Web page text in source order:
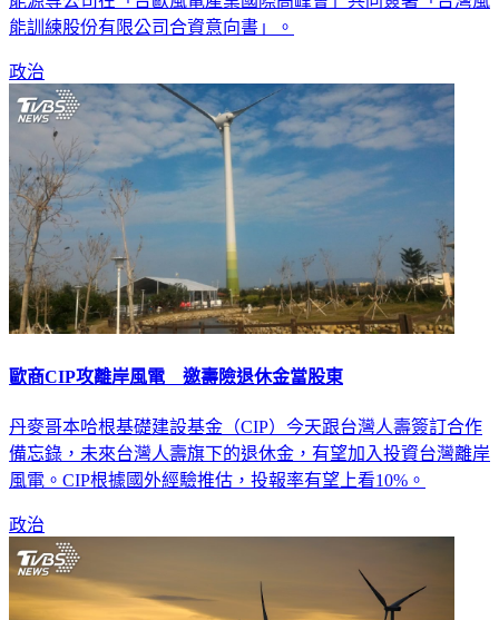
能訓練股份有限公司合資意向書」。
政治
歐商CIP攻離岸風電 邀壽險退休金當股東
丹麥哥本哈根基礎建設基金（CIP）今天跟台灣人壽簽訂合作
備忘錄，未來台灣人壽旗下的退休金，有望加入投資台灣離岸
風電。CIP根據國外經驗推估，投報率有望上看10%。
政治